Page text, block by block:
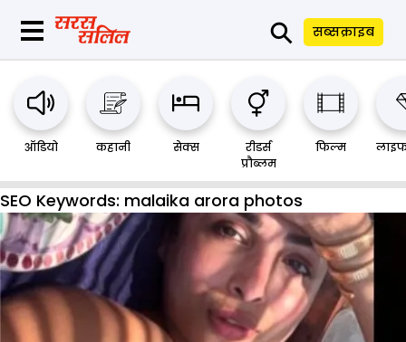
⚲ सब्सक्राइब
ऑडियो कहानी सेक्स
रीडर्स
प्रौब्लम
फिल्म
SEO Keywords: malaika arora photos